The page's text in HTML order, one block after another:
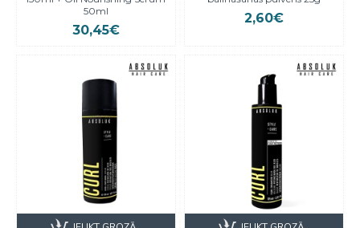
50ml
30,45€
2,60€